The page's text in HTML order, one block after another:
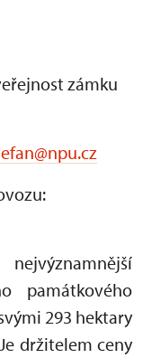
zámku
památkového
293 hektary
držitelem ceny